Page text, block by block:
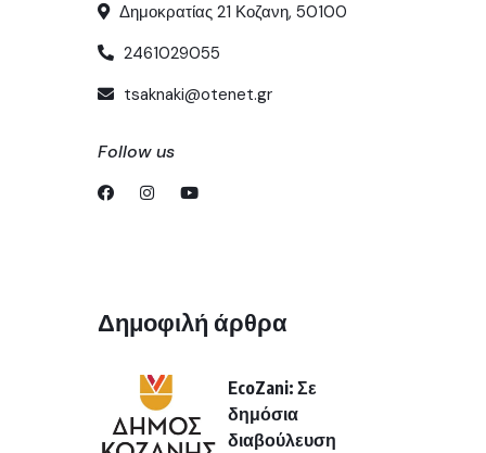
Δημοκρατίας 21 Κοζανη, 50100
2461029055
tsaknaki@otenet.gr
Follow us
Δημοφιλή άρθρα
EcoZani: Σε
δημόσια
διαβούλευση